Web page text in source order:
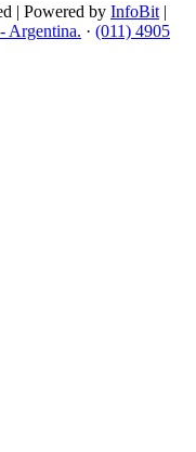
| Powered by InfoBit |
Argentina. · (011) 4905